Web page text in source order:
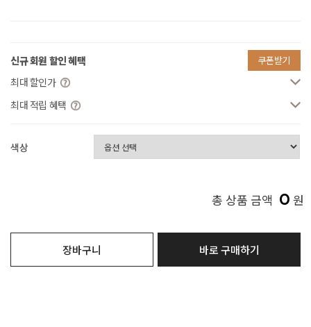
신규 회원 할인 혜택 쿠폰받기
최대 할인가
최대 적립 혜택
색상
총 상품 금액 0 원
장바구니 바로 구매하기